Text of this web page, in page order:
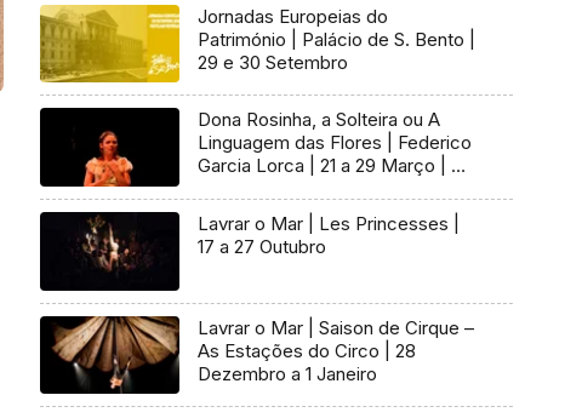
Jornadas Europeias do
Património | Palácio de S. Bento |
29 e 30 Setembro
Dona Rosinha, a Solteira ou A
Linguagem das Flores | Federico
Garcia Lorca | 21 a 29 Março | 4 a
Lavrar o Mar | Les Princesses |
17 a 27 Outubro
Lavrar o Mar | Saison de Cirque –
As Estações do Circo | 28
Dezembro a 1 Janeiro